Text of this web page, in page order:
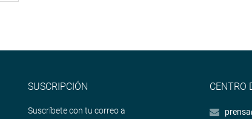
SUSCRIPCIÓN
Suscríbete con tu correo a
CENTRO